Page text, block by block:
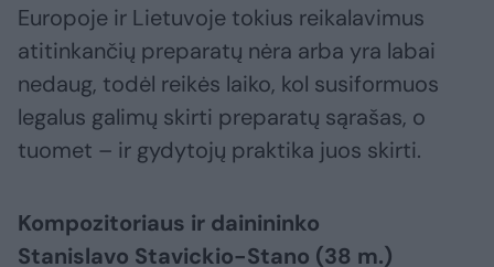
Europoje ir Lietuvoje tokius reikalavimus
atitinkančių preparatų nėra arba yra labai
nedaug, todėl reikės laiko, kol susiformuos
legalus galimų skirti preparatų sąrašas, o
tuomet – ir gydytojų praktika juos skirti.
Kompozitoriaus ir dainininko
Stanislavo Stavickio-Stano (38 m.)